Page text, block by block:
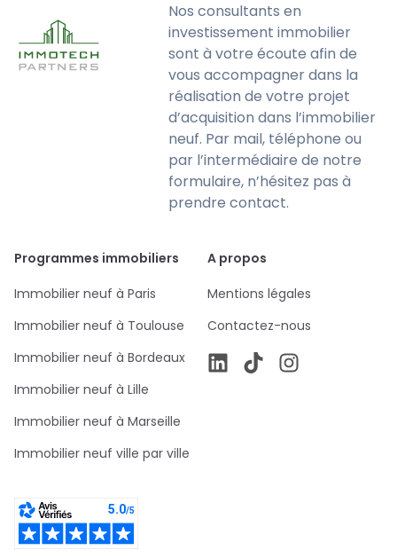
Nos consultants en
investissement immobilier
sont à votre écoute afin de
vous accompagner dans la
réalisation de votre projet
d’acquisition dans l’immobilier
neuf. Par mail, téléphone ou
par l’intermédiaire de notre
formulaire, n’hésitez pas à
prendre contact.
Programmes immobiliers
Immobilier neuf à Paris
Immobilier neuf à Toulouse
Immobilier neuf à Bordeaux
Immobilier neuf à Lille
Immobilier neuf à Marseille
Immobilier neuf ville par ville
A propos
Mentions légales
Contactez-nous